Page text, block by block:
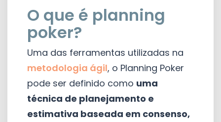
O que é planning
poker?
Uma das ferramentas utilizadas na
metodologia ágil, o Planning Poker
pode ser definido como uma
técnica de planejamento e
estimativa baseada em consenso,